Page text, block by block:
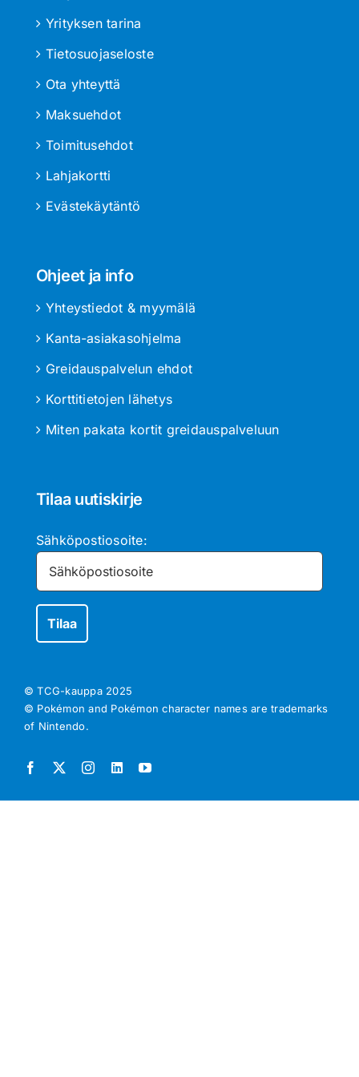
Yrityksen tarina
Tietosuojaseloste
Ota yhteyttä
Maksuehdot
Toimitusehdot
Lahjakortti
Evästekäytäntö
Ohjeet ja info
Yhteystiedot & myymälä
Kanta-asiakasohjelma
Greidauspalvelun ehdot
Korttitietojen lähetys
Miten pakata kortit greidauspalveluun
Tilaa uutiskirje
Sähköpostiosoite:
© TCG-kauppa 2025
© Pokémon and Pokémon character names are trademarks
of Nintendo.